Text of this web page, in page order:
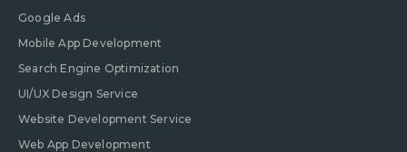
Google Ads
Mobile App Development
Search Engine Optimization
UI/UX Design Service
Website Development Service
Web App Development